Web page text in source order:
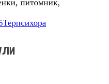
питомник,
Терпсихора